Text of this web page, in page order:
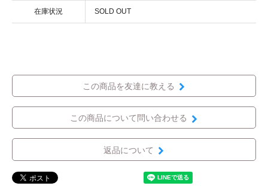
在庫状況 SOLD OUT
この商品を友達に教える
この商品について問い合わせる
返品について